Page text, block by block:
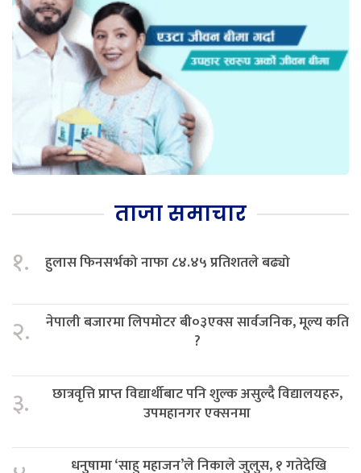
ताजा समाचार
१. हुलास फिनसर्भको नाफा ८४.४५ प्रतिशतले बढ्यो
२.
नेपाली बजारमा लिपमोटर बी०३एक्स सार्वजनिक, मूल्य कति
?
३.
छात्रवृत्ति प्राप्त विद्यार्थीबाट पनि शुल्क असुल्दै विद्यालयहरु,
उपमहानगर एक्सनमा
धनुषामा ‘साहु महाजन’ले निकाले जुलुस, १ गतेदेखि